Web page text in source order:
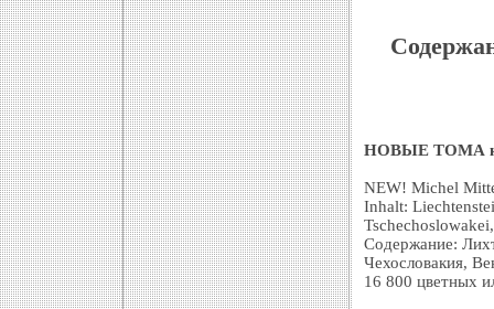
НОВЫЕ ТОМА
NEW! Michel
Inhalt:
Содержание:
Чехословакия,
16 800 цветных